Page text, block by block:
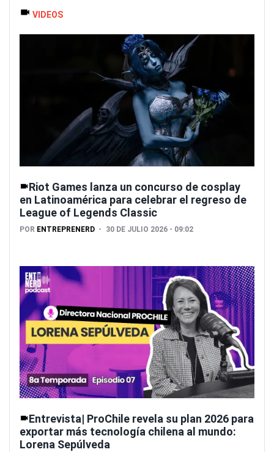
VIDEOS
Riot Games lanza un concurso de cosplay
en Latinoamérica para celebrar el regreso de
League of Legends Classic
POR ENTREPRENERD 30 DE JULIO 2026 - 09:02
Entrevista| ProChile revela su plan 2026 para
exportar más tecnología chilena al mundo:
Lorena Sepúlveda